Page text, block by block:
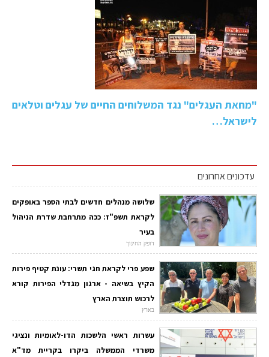
"מחאת העגלים" נגד המשלוחים החיים של עגלים וטלאים
לישראל…
עדכונים אחרונים
שלושה מנהלים חדשים לבתי הספר באופקים
לקראת תשפ"ז: ככה מתרחבת שדרת הניהול
בעיר
דופק החינוך
שפע פרי לקראת חגי תשרי: עונת קטיף פירות
הקיץ בשיאה - ארגון מגדלי הפירות קורא
לרכוש תוצרת הארץ
בארץ
עשרות ראשי הלשכות הדו-לאומיות ונציגי
משרדי הממשלה ביקרו בקריית מד"א